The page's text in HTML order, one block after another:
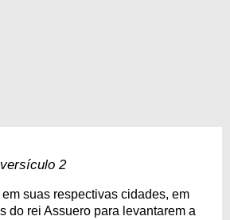
2
suas respectivas cidades, em
do rei Assuero para levantarem a